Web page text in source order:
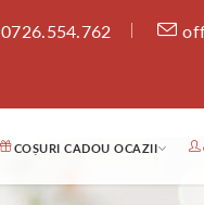
0726.554.762
COȘURI CADOU OCAZII